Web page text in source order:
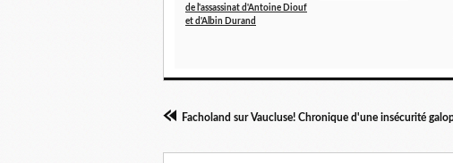
de l'assassinat d'Antoine Diouf
et d'Albin Durand